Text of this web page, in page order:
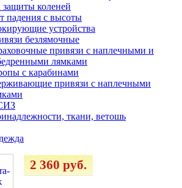
защиты коленей
падения с высоты
устройства
безлямочные
привязи с наплечными и
лямками
с карабинами
привязи с наплечными
ткани, ветошь
2 360 руб.